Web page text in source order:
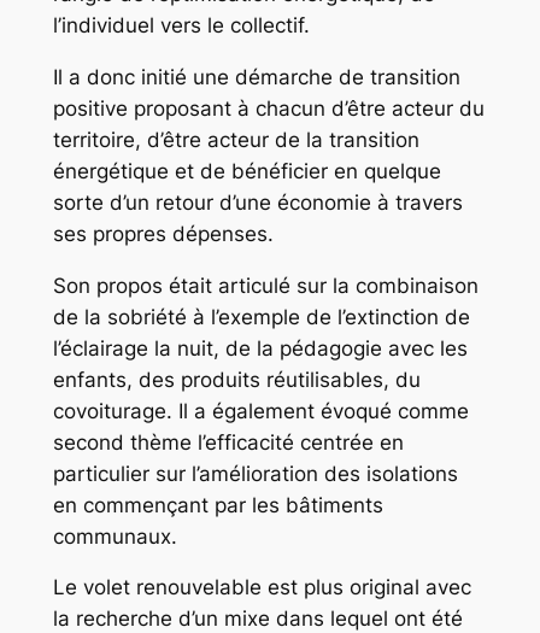
l’individuel vers le collectif.
Il a donc initié une démarche de transition
positive proposant à chacun d’être acteur du
territoire, d’être acteur de la transition
énergétique et de bénéficier en quelque
sorte d’un retour d’une économie à travers
ses propres dépenses.
Son propos était articulé sur la combinaison
de la sobriété à l’exemple de l’extinction de
l’éclairage la nuit, de la pédagogie avec les
enfants, des produits réutilisables, du
covoiturage. Il a également évoqué comme
second thème l’efficacité centrée en
particulier sur l’amélioration des isolations
en commençant par les bâtiments
communaux.
Le volet renouvelable est plus original avec
la recherche d’un mixe dans lequel ont été